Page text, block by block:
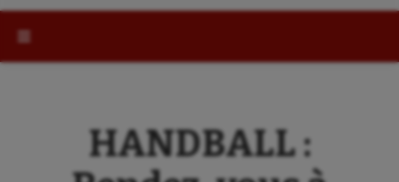
HANDBALL :